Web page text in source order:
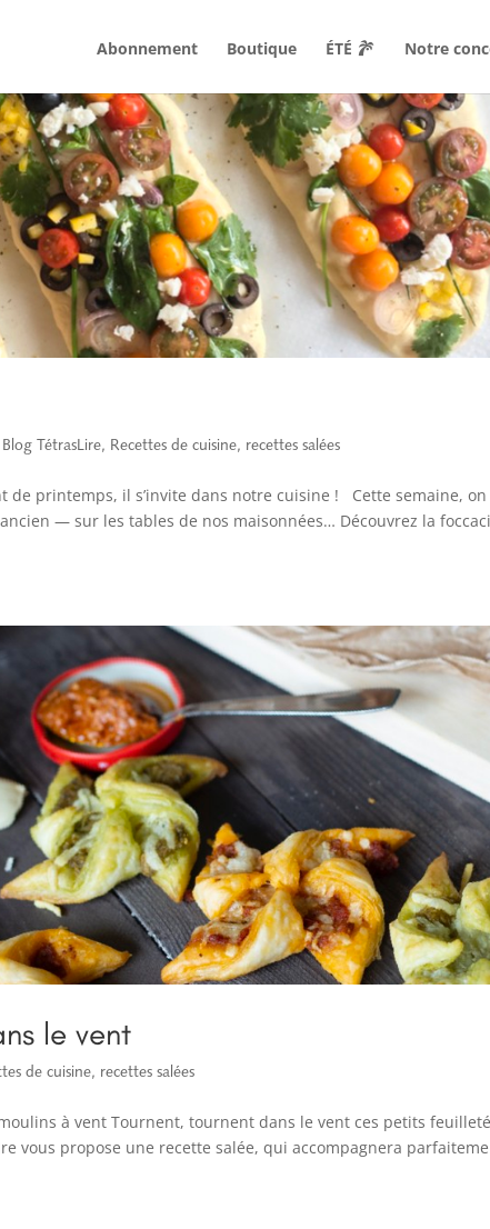
Abonnement Boutique ÉTÉ Notre
Blog TétrasLire, Recettes de cuisine, recettes salées
de printemps, il s’invite dans notre cuisine ! Cette semaine, on
— sur les tables de nos maisonnées… Découvrez la
le vent
de cuisine, recettes salées
à vent Tournent, tournent dans le vent ces petits
vous propose une recette salée, qui accompagnera